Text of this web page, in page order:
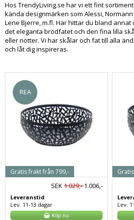
Hos TrendyLiving.se har vi ett fint
kända designmärken som Alessi,
Lene Bjerre, m.fl. Här hittar du bland
det eleganta brödfatet och den fina lilla
eller nötter. Vi har skålar och fat till alla
och låt dig inspireras.
REA
SEK1.029,-1.006,-
Leveranstid
Lev. 11-13 dagar
Gratis frakt från 799,-
Lev.